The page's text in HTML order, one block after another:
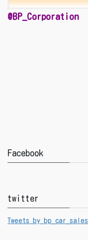
@BP_Corporation
Facebook
twitter
Tweets by bp_car_sales